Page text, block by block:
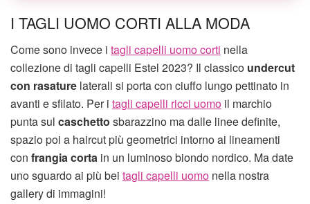
I TAGLI UOMO CORTI ALLA MODA
Come sono invece i tagli capelli uomo corti nella
collezione di tagli capelli Estel 2023? Il classico undercut
con rasature laterali si porta con ciuffo lungo pettinato in
avanti e sfilato. Per i tagli capelli ricci uomo il marchio
punta sul caschetto sbarazzino ma dalle linee definite,
spazio poi a haircut più geometrici intorno ai lineamenti
con frangia corta in un luminoso biondo nordico. Ma date
uno sguardo ai più bei tagli capelli uomo nella nostra
gallery di immagini!